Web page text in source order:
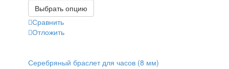
Выбрать опцию
Сравнить
Отложить
Серебряный браслет для часов (8 мм)